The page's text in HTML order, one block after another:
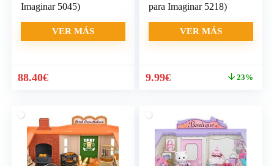
Imaginar 5045)
VER MÁS
88.40€
para Imaginar 5218)
VER MÁS
El
era:
13.00€.
9.99€El
9.99€.
23%